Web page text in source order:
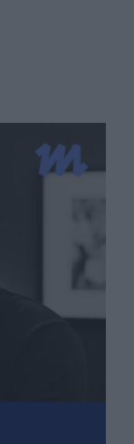
en